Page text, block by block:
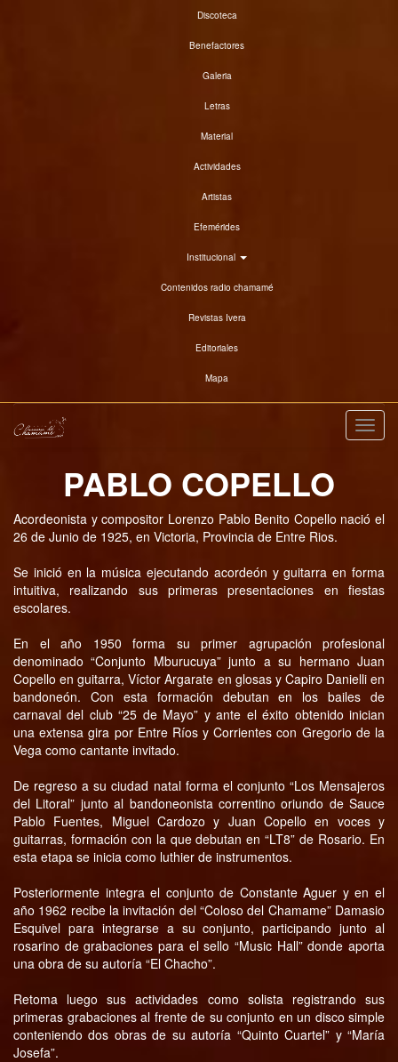
Discoteca
Benefactores
Galeria
Letras
Material
Actividades
Artistas
Efemérides
Institucional
Contenidos radio chamamé
Revistas Ivera
Editoriales
Mapa
PABLO COPELLO
Acordeonista y compositor Lorenzo Pablo Benito Copello nació el
26 de Junio de 1925, en Victoria, Provincia de Entre Rios.
Se inició en la música ejecutando acordeón y guitarra en forma
intuitiva, realizando sus primeras presentaciones en fiestas
escolares.
En el año 1950 forma su primer agrupación profesional
denominado “Conjunto Mburucuya” junto a su hermano Juan
Copello en guitarra, Víctor Argarate en glosas y Capiro Danielli en
bandoneón. Con esta formación debutan en los bailes de
carnaval del club “25 de Mayo” y ante el éxito obtenido inician
una extensa gira por Entre Ríos y Corrientes con Gregorio de la
Vega como cantante invitado.
De regreso a su ciudad natal forma el conjunto “Los Mensajeros
del Litoral” junto al bandoneonista correntino oriundo de Sauce
Pablo Fuentes, Miguel Cardozo y Juan Copello en voces y
guitarras, formación con la que debutan en “LT8” de Rosario. En
esta etapa se inicia como luthier de instrumentos.
Posteriormente integra el conjunto de Constante Aguer y en el
año 1962 recibe la invitación del “Coloso del Chamame” Damasio
Esquivel para integrarse a su conjunto, participando junto al
rosarino de grabaciones para el sello “Music Hall” donde aporta
una obra de su autoría “El Chacho”.
Retoma luego sus actividades como solista registrando sus
primeras grabaciones al frente de su conjunto en un disco simple
conteniendo dos obras de su autoría “Quinto Cuartel” y “María
Josefa”.